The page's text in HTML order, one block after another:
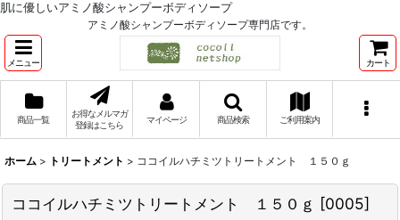
肌に優しいアミノ酸シャンプーボディソープ
アミノ酸シャンプーボディソープ専門店です。
メニュー カート
商品一覧
お得なメルマガ
登録はこちら
マイページ 商品検索 ご利用案内
ホーム > トリートメント > ココイルハチミツトリートメント １５０ｇ
ココイルハチミツトリートメント １５０ｇ [0005]